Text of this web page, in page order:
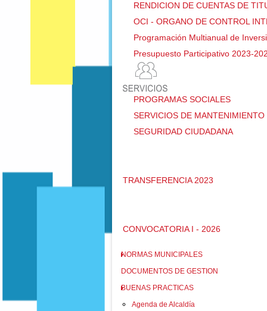
RENDICION DE CUENTAS DE
OCI - ORGANO DE CONTROL
Programación Multianual de
Presupuesto Participativo 2023-
PROGRAMAS SOCIALES
SERVICIOS DE
SEGURIDAD CIUDADANA
TRANSFERENCIA 2023
CONVOCATORIA I - 2026
NORMAS MUNICIPALES
DOCUMENTOS DE GESTION
BUENAS PRACTICAS
Agenda de Alcaldía